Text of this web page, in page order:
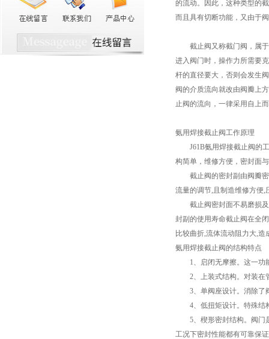
的流动。因此，这种类型的
而且具有切断功能，又由于
截止阀又称截门阀，属于
进入阀门时，操作力所需要
杆的直径要大，否则会发生
阀的介质流向就改由阀瓣上
止阀的流向，一律采用自上
氨用焊接截止阀工作原理
J61B氨用焊接截止阀的工
构简单，维修方便，密封面
截止阀的密封副由阀瓣密
流量的调节,且制造维修方便,
截止阀密封面不易磨损及
封副的使用寿命截止阀在全
比较曲折,流体流动阻力大,
氨用焊接截止阀的结构特点
1、启闭无摩擦。这一功
2、上装式结构。对装在管
3、单阀座设计。消除了
4、低扭矩设计。特殊结
5、楔形密封结构。阀门是
工况下密封性能都有可靠保